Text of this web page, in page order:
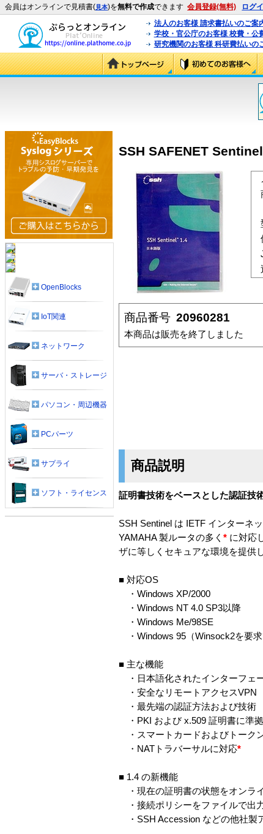
会員はオンラインで見積書(見本)を無料で作成できます 会員登録(無料) ログ
法人のお客様 請求書払いのご案
学校・官公庁のお客様 校費・公
研究機関のお客様 科研費払いの
SSH SAFENET
商品番号 20960281
本商品は販売を終了しました
商品説明
証明書技術をベースとした認証技
SSH Sentinel は IETF インターネ
YAMAHA 製ルータの多く * に対応
ザに等しくセキュアな環境を提供
■ 対応OS
・Windows XP/2000
・Windows NT 4.0 SP3以降
・Windows Me/98SE
・Windows 95（Winsock2を要求
■ 主な機能
・日本語化されたインターフェ
・安全なリモートアクセスVPN
・最先端の認証方法および技術
・PKI および x.509 証明書に準拠
・スマートカードおよびトーク
・NATトラバーサルに対応*
■ 1.4 の新機能
・現在の証明書の状態をオンラ
・接続ポリシーをファイルで出
・SSH Accession などの他社製
OpenBlocks
IoT関連
ネットワーク
サーバ・ストレージ
パソコン・周辺機器
PCパーツ
サプライ
ソフト・ライセンス